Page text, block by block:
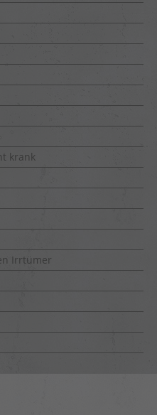
krank
Irrtümer